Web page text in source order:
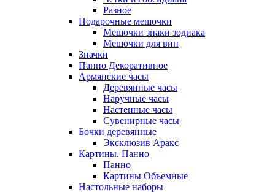
Разное
Подарочные мешочки
Мешочки знаки зодиака
Мешочки для вин
Значки
Панно Декоративное
Армянские часы
Деревянные часы
Наручные часы
Настенные часы
Сувенирные часы
Бочки деревянные
Эксклюзив Аракс
Картины. Панно
Панно
Картины Объемные
Настольные наборы